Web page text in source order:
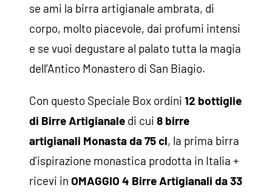
se ami la birra artigianale ambrata, di
corpo, molto piacevole, dai profumi intensi
e se vuoi degustare al palato tutta la magia
dell’Antico Monastero di San Biagio.
Con questo Speciale Box ordini12 bottiglie
di Birre Artigianale di cui8 birre
artigianali Monasta da 75 cl, la prima birra
d’ispirazione monastica prodotta in Italia +
ricevi inOMAGGIO 4 Birre Artigianali da 33